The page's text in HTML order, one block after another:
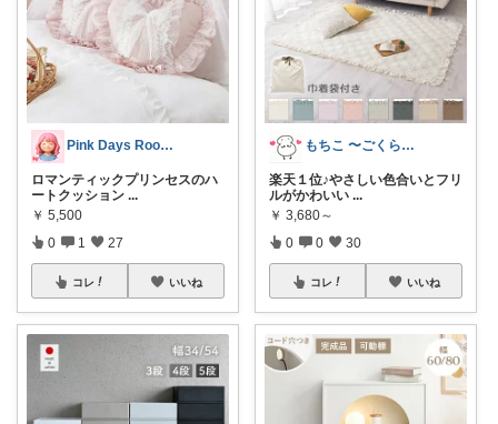
Pink Days Room💕
ロマンティックプリンセスのハ
ートクッション ...
￥ 5,500
0 1 27
コレ いいね
もちこ 〜ごくらく＆かわいい生活♪
楽天１位♪やさしい色合いとフリ
ルがかわいい ...
￥ 3,680～
0 0 30
コレ いいね